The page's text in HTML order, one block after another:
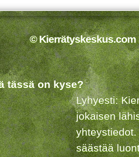
© Kierrätyskeskus.com
tässä on kyse?
Lyhyesti:
jokaisen
säästää